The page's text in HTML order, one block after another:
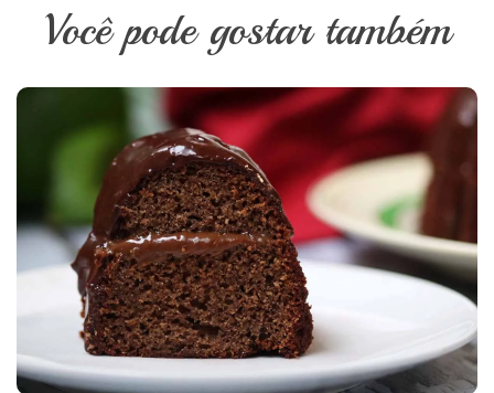
Você pode gostar também